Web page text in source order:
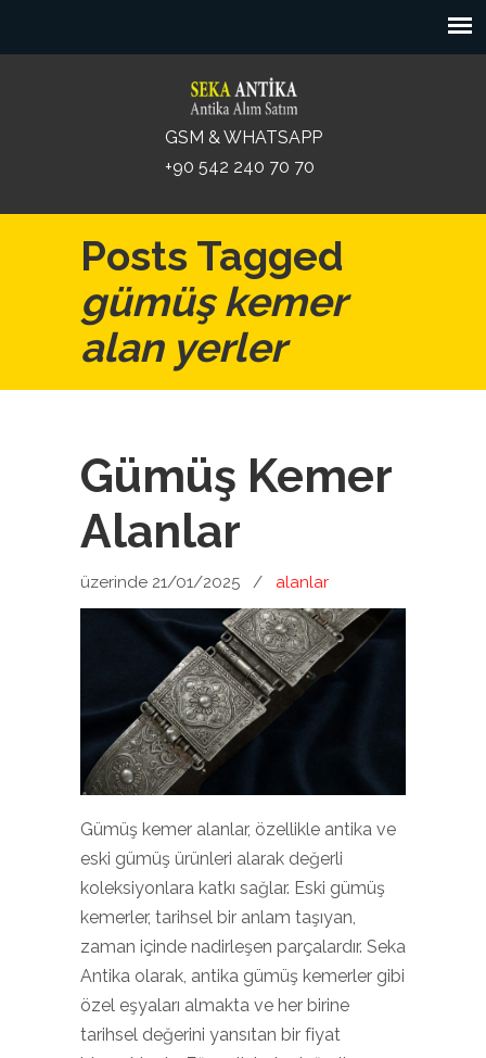
GSM & WHATSAPP
+90 542 240 70 70
Posts Tagged
gümüş kemer
alan yerler
Gümüş Kemer
Alanlar
üzerinde 21/01/2025 / alanlar
Gümüş kemer alanlar, özellikle antika ve
eski gümüş ürünleri alarak değerli
koleksiyonlara katkı sağlar. Eski gümüş
kemerler, tarihsel bir anlam taşıyan,
zaman içinde nadirleşen parçalardır. Seka
Antika olarak, antika gümüş kemerler gibi
özel eşyaları almakta ve her birine
tarihsel değerini yansıtan bir fiyat